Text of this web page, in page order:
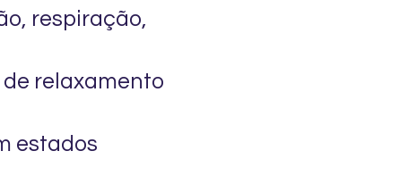
respiração,
relaxamento
estados